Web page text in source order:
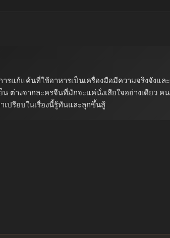
รแก้แค้นที่ใช้อาหารเป็นเครื่องมือมีความจริงจังและ
น ต่างจากละครจีนที่มักจะแค่นั่งเสียใจอย่างเดียว คน
เปรียบในเรื่องนี้รู้ทันและลุกขึ้นสู้